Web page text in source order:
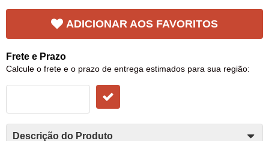
ADICIONAR AOS FAVORITOS
Frete e Prazo
Calcule o frete e o prazo de entrega estimados para sua região:
Descrição do Produto